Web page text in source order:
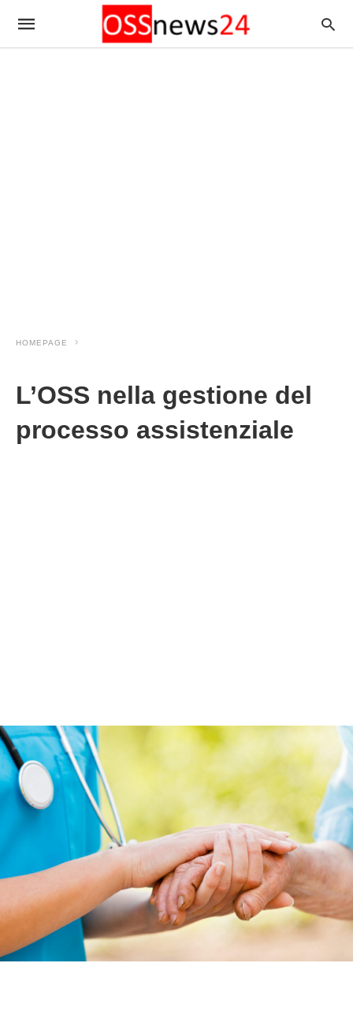
HOMEPAGE
L’OSS nella gestione del
processo assistenziale